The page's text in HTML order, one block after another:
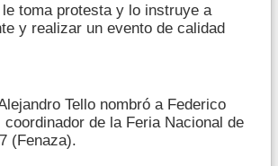
toma protesta y lo instruye a
y realizar un evento de calidad
Tello nombró a Federico
coordinador de la Feria Nacional de
(Fenaza).